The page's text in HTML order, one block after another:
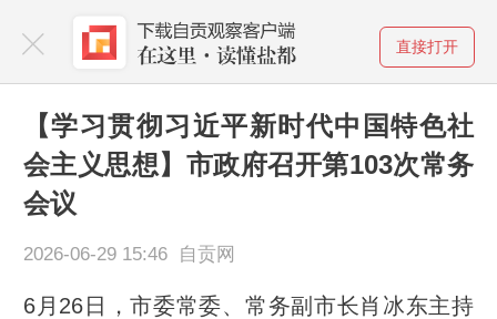
直接打开
【学习贯彻习近平新时代中国特色社
会主义思想】市政府召开第103次常务
会议
2026-06-29 15:46 自贡网
6月26日，市委常委、常务副市长肖冰东主持